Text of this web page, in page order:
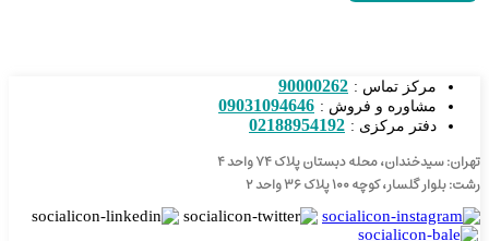
مرکز تماس : 90000262
مشاوره و فروش : 09031094646
دفتر مرکزی : 02188954192
تهران: سیدخندان، محله دبستان پلاک ۷۴ واحد ۴
رشت: بلوار گلسار، کوچه ۱۰۰ پلاک ۳۶ واحد ۲